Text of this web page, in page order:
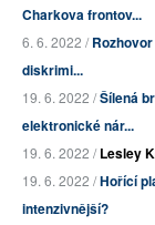
Charkova frontov...
6. 6. 2022 /
diskrimi...
19. 6. 2022 /Šílená
elektronické nár...
19. 6. 2022 /Lesley
19. 6. 2022 /Hořící
intenzivnější?